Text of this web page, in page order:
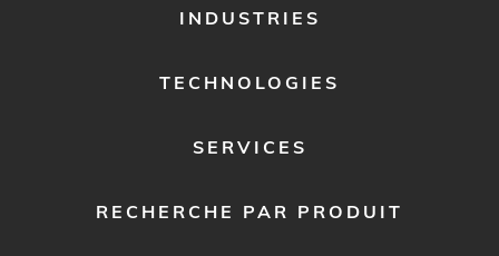
INDUSTRIES
TECHNOLOGIES
SERVICES
RECHERCHE PAR PRODUIT